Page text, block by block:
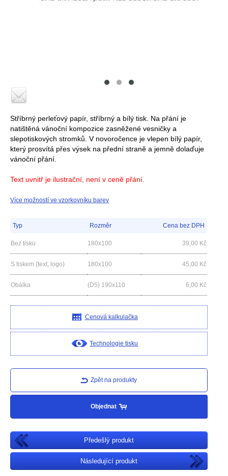
Stříbrný perleťový papír, stříbrný a bílý tisk. Na přání je
natištěná vánoční kompozice zasněžené vesničky a
slepotiskových stromků. V novoročence je vlepen bílý papír,
který prosvítá přes výsek na přední straně a jemně dolaďuje
vánoční přání.
Text uvnitř je ilustrační, není v ceně přání.
Více možností ve vzorkovníku barev
Typ Rozměr Cena bez DPH
Bez tisku 180x100 39,00 Kč
S tiskem (text, logo) 180x100 45,00 Kč
Obálka (D5) 190x110 6,00 Kč
Cenová kalkulačka
Technologie tisku
Zpět na produkty
Objednat
Předešlý produkt
Následující produkt